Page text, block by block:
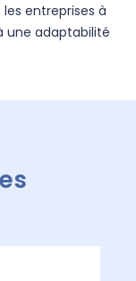
entreprises à
une adaptabilité